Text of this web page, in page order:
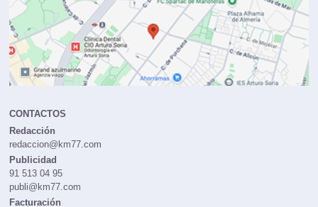
CONTACTOS
Redacción
redaccion@km77.com
Publicidad
91 513 04 95
publi@km77.com
Facturación